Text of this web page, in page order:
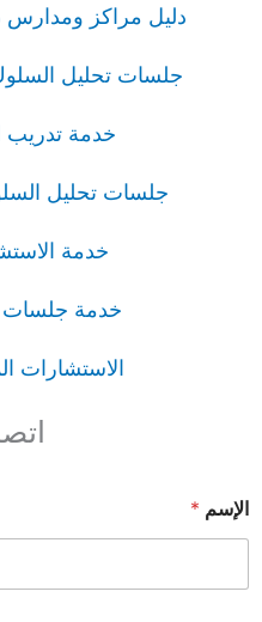
دليل مراكز ومدارس
جلسات تحليل
خدمة تدريب
جلسات تحليل
خدمة
خدمة جلسات
الاستشارات
الإسم *